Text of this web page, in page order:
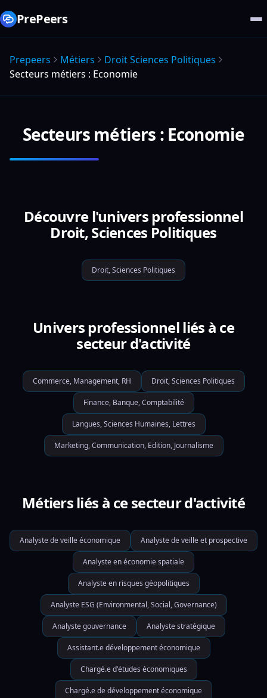
PrePeers
Prepeers Métiers
Droit Sciences Politiques
Secteurs métiers : Economie
Secteurs métiers : Economie
Découvre l'univers professionnel
Droit, Sciences Politiques
Droit, Sciences Politiques
Univers professionnel liés à ce
secteur d'activité
Commerce, Management, RH Droit, Sciences Politiques
Finance, Banque, Comptabilité
Langues, Sciences Humaines, Lettres
Marketing, Communication, Edition, Journalisme
Métiers liés à ce secteur d'activité
Analyste de veille économique Analyste de veille et prospective
Analyste en économie spatiale
Analyste en risques géopolitiques
Analyste ESG (Environmental, Social, Governance)
Analyste gouvernance Analyste stratégique
Assistant.e développement économique
Chargé.e d'études économiques
Chargé.e de développement économique